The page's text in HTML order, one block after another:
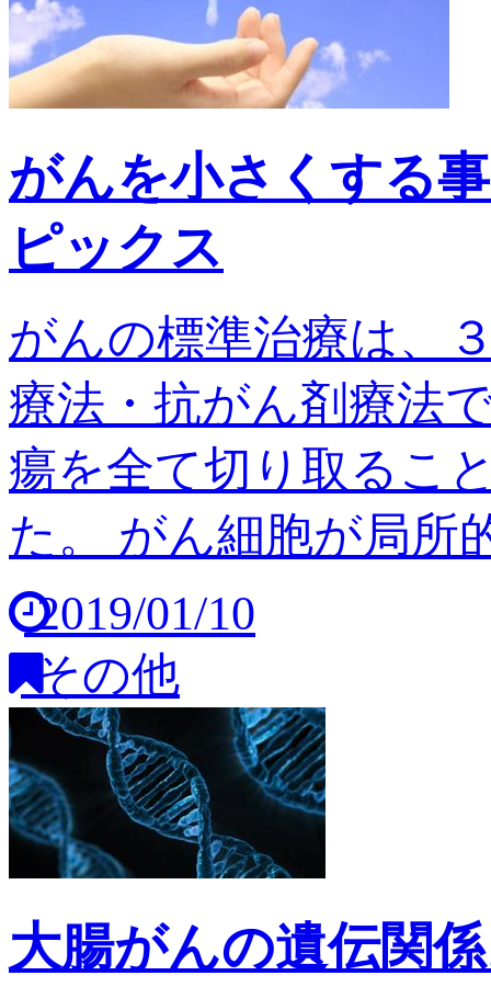
がんを小さくする
ピックス
がんの標準治療は、
療法・抗がん剤療法
瘍を全て切り取るこ
た。 がん細胞が局所
2019/01/10
その他
大腸がんの遺伝関